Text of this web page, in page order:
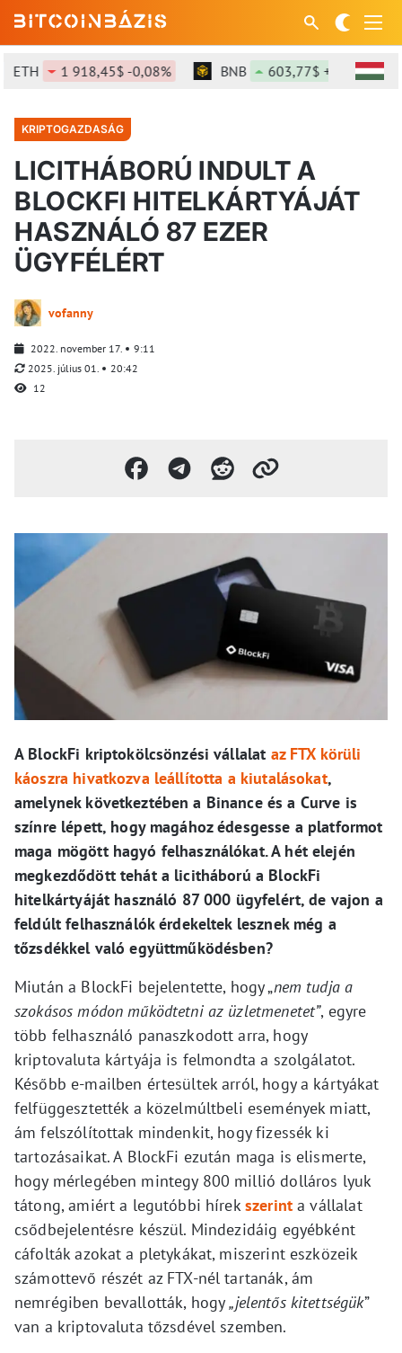
1 918,45$ -0,08% BNB 603,77$ +1,48%
KRIPTOGAZDASÁG
LICITHÁBORÚ INDULT A
BLOCKFI HITELKÁRTYÁJÁT
HASZNÁLÓ 87 EZER
ÜGYFÉLÉRT
vofanny
2022. november 17.
9:11
2025. július 01.
20:42
12
A BlockFi kriptokölcsönzési vállalat az FTX körüli
káoszra hivatkozva leállította a kiutalásokat,
amelynek következtében a Binance és a Curve is
színre lépett, hogy magához édesgesse a platformot
maga mögött hagyó felhasználókat. A hét elején
megkezdődött tehát a licitháború a BlockFi
hitelkártyáját használó 87 000 ügyfelért, de vajon a
feldúlt felhasználók érdekeltek lesznek még a
tőzsdékkel való együttműködésben?
Miután a BlockFi bejelentette, hogy „nem tudja a
szokásos módon működtetni az üzletmenetet”, egyre
több felhasználó panaszkodott arra, hogy
kriptovaluta kártyája is felmondta a szolgálatot.
Később e-mailben értesültek arról, hogy a kártyákat
felfüggesztették a közelmúltbeli események miatt,
ám felszólítottak mindenkit, hogy fizessék ki
tartozásaikat. A BlockFi ezután maga is elismerte,
hogy mérlegében mintegy 800 millió dolláros lyuk
tátong, amiért a legutóbbi hírekszerint a vállalat
csődbejelentésre készül. Mindezidáig egyébként
cáfolták azokat a pletykákat, miszerint eszközeik
számottevő részét az FTX-nél tartanák, ám
nemrégiben bevallották, hogy„jelentős kitettségük”
van a kriptovaluta tőzsdével szemben.